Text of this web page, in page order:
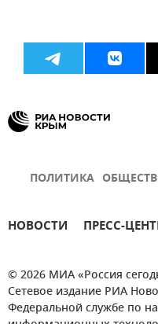
ПОЛИТИКА
НОВОСТИ ПРЕСС-
© 2026 МИА «Россия
Сетевое издание РИА
Федеральной службе по